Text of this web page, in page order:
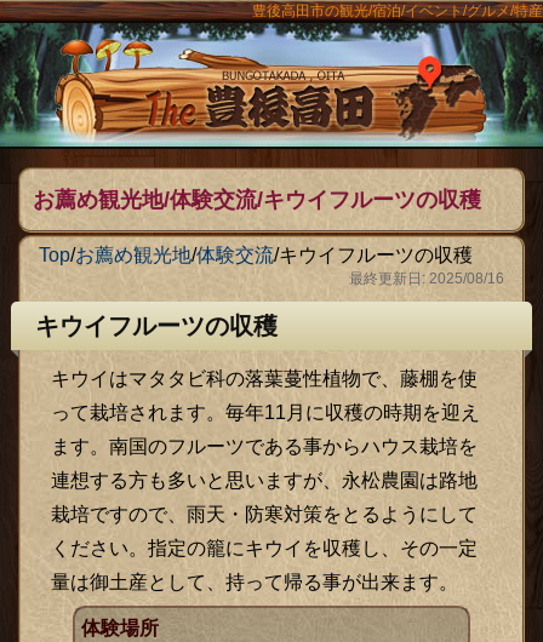
豊後高田市の観光/宿泊/イベント/グルメ/特産
The豊後
お薦め観光地/体験交流/キウイフルーツの収穫
Top/お薦め観光地/体験交流/キウイフルーツの収穫
最終更新日: 2025/08/16
キウイフルーツの収穫
キウイはマタタビ科の落葉蔓性植物で、藤棚を使
って栽培されます。毎年11月に収穫の時期を迎え
ます。南国のフルーツである事からハウス栽培を
連想する方も多いと思いますが、永松農園は路地
栽培ですので、雨天・防寒対策をとるようにして
ください。指定の籠にキウイを収穫し、その一定
量は御土産として、持って帰る事が出来ます。
体験場所
メニュー